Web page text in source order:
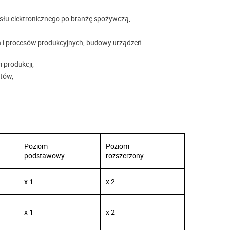
elektronicznego po branżę spożywczą,
procesów produkcyjnych, budowy urządzeń
produkcji,
Poziom
podstawowy
Poziom
rozszerzony
x 1 x 2
x 1 x 2